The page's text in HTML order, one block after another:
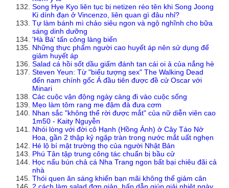
Song Hye Kyo liên tục bị netizen réo tên khi Song Joong
Ki dính đạn ở Vincenzo, liên quan gì đâu nhỉ?
Tự làm bánh mì chảo siêu ngon và ngộ nghĩnh cho bữa
sáng dinh dưỡng
'Hà Bá' tấn công làng biển
Những thực phẩm người cao huyết áp nên sử dụng để
giảm huyết áp
Salad cá hồi sốt dầu giấm đánh tan cái oi ả của nắng hè
Steven Yeun: Từ "biểu tượng sex" The Walking Dead
đến nam chính gốc Á đầu tiên được đề cử Oscar với
Minari
Các cuộc vận động ngày càng đi vào cuộc sống
Mẹo làm tôm rang me đậm đà đưa cơm
Nhan sắc "không thể rời được mắt" của nữ diễn viên cao
1m50 - Kaity Nguyễn
Nhói lòng với đời cô Hạnh (Hồng Ánh) ở Cây Táo Nở
Hoa, gần 2 thập kỷ ngập tràn trong nước mắt uất nghẹn
Hé lộ bí mật trường thọ của người Nhật Bản
Phú Tân tập trung công tác chuẩn bị bầu cử
Học nấu bún chả cá Nha Trang ngon bất bại chiêu đãi cả
nhà
Thói quen ăn sáng khiến bạn mãi không thể giảm cân